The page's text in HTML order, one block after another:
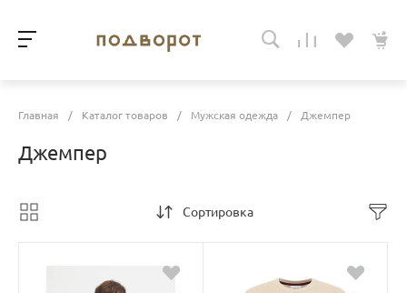
Главная / Каталог товаров / Мужская одежда / Джемпер
Джемпер
Сортировка